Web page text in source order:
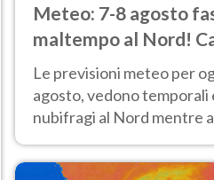
Meteo: 7-8 agosto
maltempo al Nord!
fino a Ferragosto
Le previsioni meteo per
agosto, vedono temporali
nubifragi al Nord mentre
molto intenso.